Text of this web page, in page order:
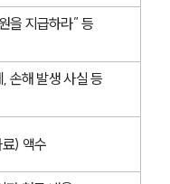
지급하라” 등
손해 발생 사실 등
) 액수